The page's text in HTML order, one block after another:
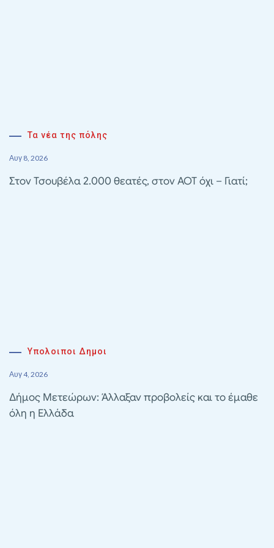
Τα νέα της πόλης
Αυγ 8, 2026
Στον Τσουβέλα 2.000 θεατές, στον ΑΟΤ όχι – Γιατί;
Υπολοιποι Δημοι
Αυγ 4, 2026
Δήμος Μετεώρων: Άλλαξαν προβολείς και το έμαθε
όλη η Ελλάδα